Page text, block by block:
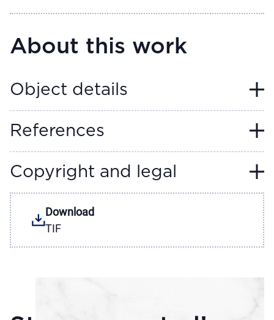
About this work
Object details
References
Copyright and legal
Download
TIF